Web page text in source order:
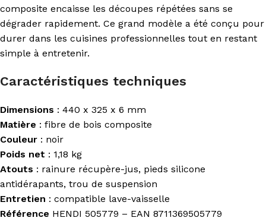
composite encaisse les découpes répétées sans se
dégrader rapidement. Ce grand modèle a été conçu pour
durer dans les cuisines professionnelles tout en restant
simple à entretenir.
Caractéristiques techniques
Dimensions : 440 x 325 x 6 mm
Matière : fibre de bois composite
Couleur : noir
Poids net : 1,18 kg
Atouts : rainure récupère-jus, pieds silicone
antidérapants, trou de suspension
Entretien : compatible lave-vaisselle
Référence HENDI 505779 – EAN 8711369505779